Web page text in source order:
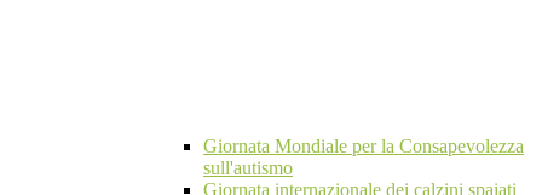
Giornata Mondiale per la Consapevolezza
sull'autismo
Giornata internazionale dei calzini spaiati